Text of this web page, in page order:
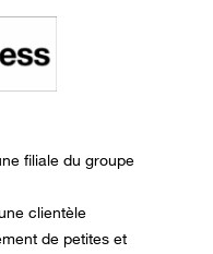
filiale du groupe
clientèle
de petites et